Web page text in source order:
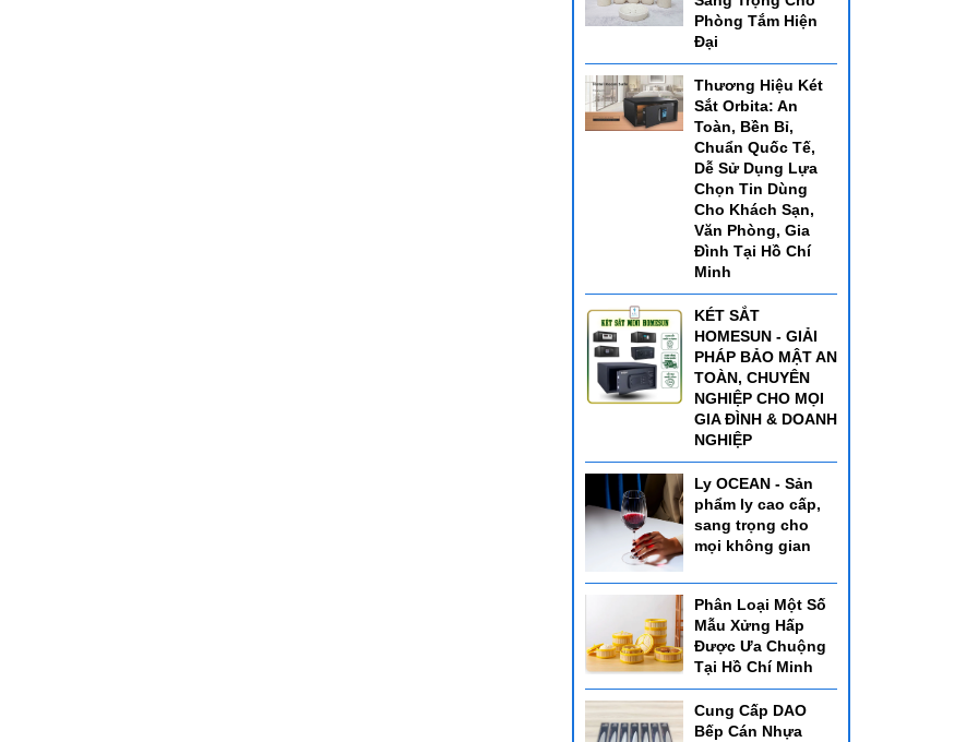
Phòng Tắm Hiện
Đại
Thương Hiệu Két
Sắt Orbita: An
Toàn, Bền Bỉ,
Chuẩn Quốc Tế,
Dễ Sử Dụng Lựa
Chọn Tin Dùng
Cho Khách Sạn,
Văn Phòng, Gia
Đình Tại Hồ Chí
Minh
KÉT SẮT
HOMESUN - GIẢI
PHÁP BẢO MẬT AN
TOÀN, CHUYÊN
NGHIỆP CHO MỌI
GIA ĐÌNH & DOANH
NGHIỆP
Ly OCEAN - Sản
phẩm ly cao cấp,
sang trọng cho
mọi không gian
Phân Loại Một Số
Mẫu Xửng Hấp
Được Ưa Chuộng
Tại Hồ Chí Minh
Cung Cấp DAO
Bếp Cán Nhựa